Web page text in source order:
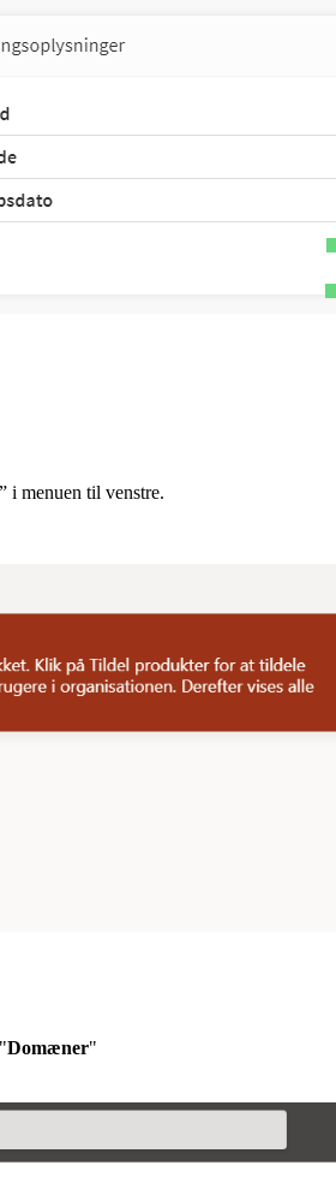
” i menuen til venstre.
Domæner"